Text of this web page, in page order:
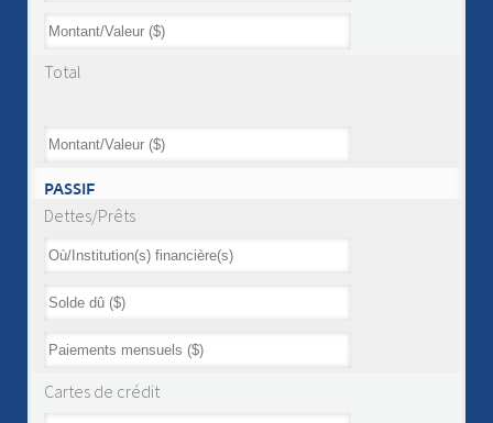
Total
PASSIF
Dettes/Prêts
Cartes de crédit